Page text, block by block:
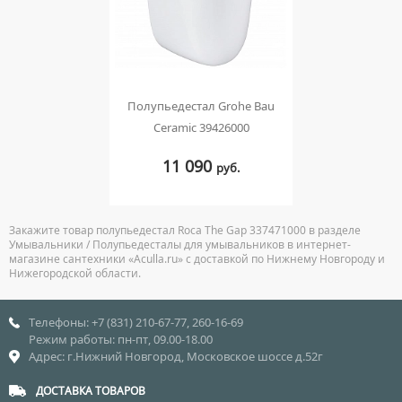
Полупьедестал Grohe Bau
Ceramic 39426000
11 090 руб.
Закажите товар полупьедестал Roca The Gap 337471000 в разделе
Умывальники / Полупьедесталы для умывальников в интернет-
магазине сантехники «Aculla.ru» с доставкой по Нижнему Новгороду и
Нижегородской области.
Телефоны: +7 (831) 210-67-77, 260-16-69
Режим работы: пн-пт, 09.00-18.00
Адрес: г.Нижний Новгород, Московское шоссе д.52г
ДОСТАВКА ТОВАРОВ